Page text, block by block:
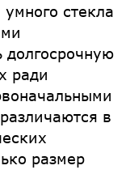
стекла
долгосрочную
ради
в
размер